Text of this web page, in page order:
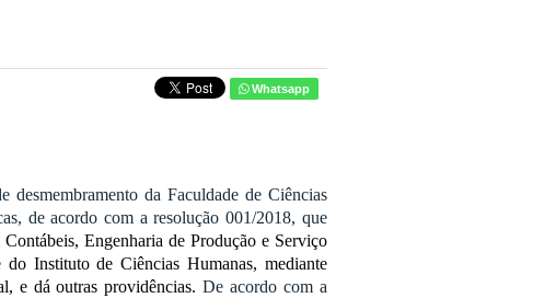
Whatsapp
da Faculdade de Ciências
de acordo com a resolução 001/2018, que
Engenharia de Produção e Serviço
Instituto de Ciências Humanas, mediante
e dá outras providências. De acordo com a